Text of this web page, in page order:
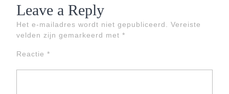
Leave a Reply
Het e-mailadres wordt niet gepubliceerd.
Vereiste
velden zijn gemarkeerd met *
Reactie *